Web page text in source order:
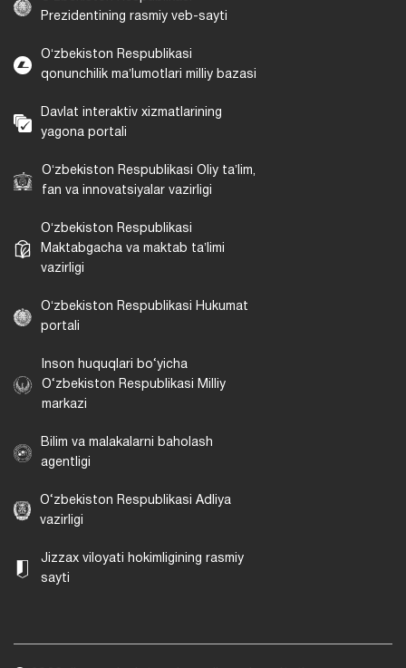
Prezidentining rasmiy veb-sayti
Oʻzbekiston Respublikasi
qonunchilik maʼlumotlari milliy bazasi
Davlat interaktiv xizmatlarining
yagona portali
Oʻzbekiston Respublikasi Oliy taʼlim,
fan va innovatsiyalar vazirligi
Oʻzbekiston Respublikasi
Maktabgacha va maktab taʼlimi
vazirligi
Oʻzbekiston Respublikasi Hukumat
portali
Inson huquqlari bo‘yicha
O‘zbekiston Respublikasi Milliy
markazi
Bilim va malakalarni baholash
agentligi
O‘zbekiston Respublikasi Adliya
vazirligi
Jizzax viloyati hokimligining rasmiy
sayti